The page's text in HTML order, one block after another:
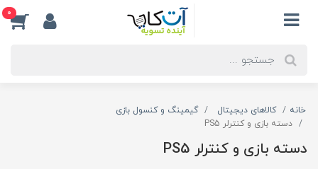
0
خانه کالاهای دیجیتال
گیمینگ و کنسول بازی
دسته بازی و کنترلر PS5
دسته بازی و کنترلر PS5